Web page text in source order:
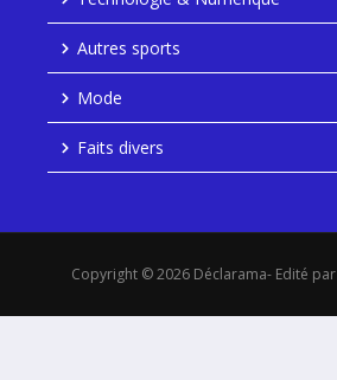
Autres sports
Mode
Faits divers
Copyright © 2026 Déclarama- Edité par